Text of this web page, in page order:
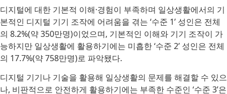
디지털에 대한 기본적 이해·경험이 부족하며 일상생활에서의 기
본적인 디지털 기기 조작에 어려움을 겪는 ‘수준 1’ 성인은 전체
의 8.2%(약 350만명)이었으며, 기본적인 이해와 기기 조작이 가
능하지만 일상생활에 활용하기에는 미흡한 ‘수준 2’ 성인은 전체
의 17.7%(약 758만명)로 파악됐다.
디지털 기기나 기술을 활용해 일상생활의 문제를 해결할 수 있으
나, 비판적으로 안전하게 활용하기에는 부족한 수준인 ‘수준 3’은